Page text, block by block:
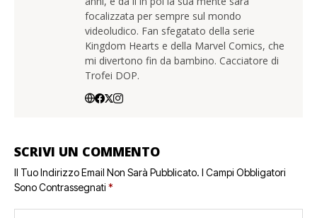
focalizzata per sempre sul mondo
videoludico. Fan sfegatato della serie
Kingdom Hearts e della Marvel Comics, che
mi divertono fin da bambino. Cacciatore di
Trofei DOP.
SCRIVI UN COMMENTO
Il Tuo Indirizzo Email Non Sarà Pubblicato. I Campi Obbligatori
Sono Contrassegnati *